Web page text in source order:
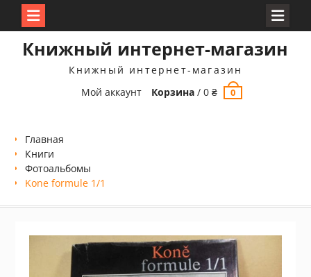
Книжный интернет-магазин
Книжный интернет-магазин
Мой аккаунт
Корзина /0₴ 0
Главная
Книги
Фотоальбомы
Kone formule 1/1